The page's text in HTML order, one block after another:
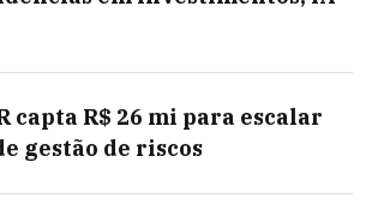
capta R$ 26 mi para escalar
gestão de riscos